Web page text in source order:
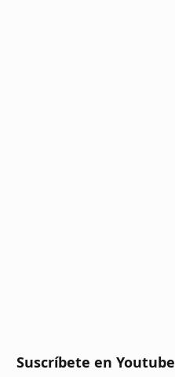
Suscríbete en Youtube